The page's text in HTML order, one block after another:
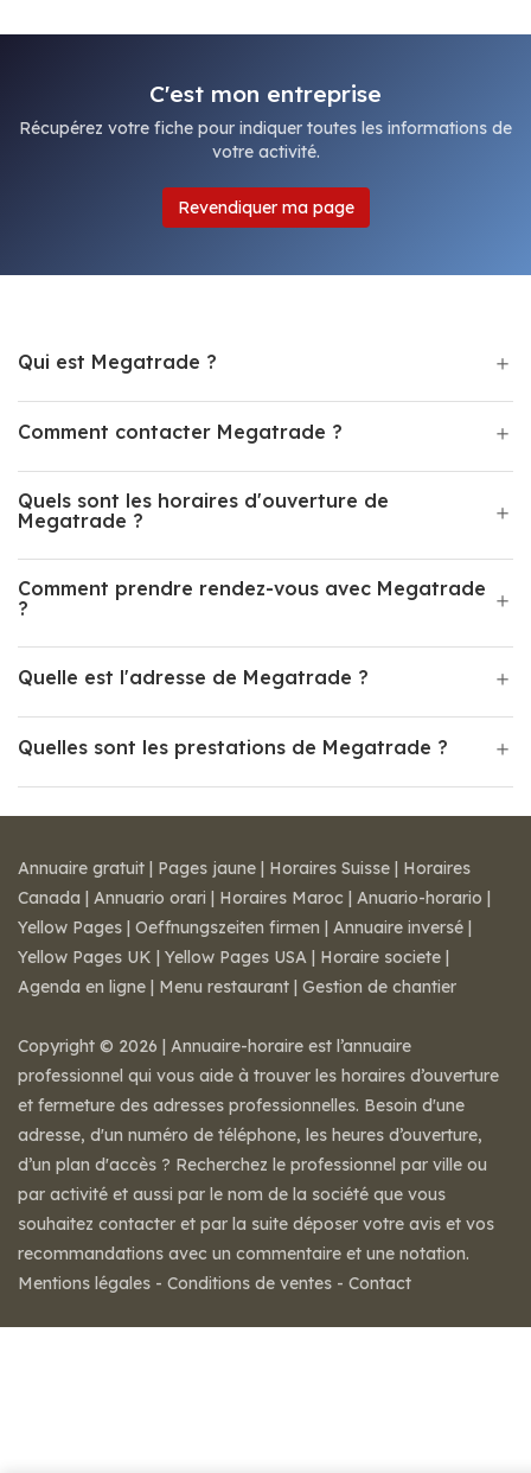
C'est mon entreprise
Récupérez votre fiche pour indiquer toutes les informations de
votre activité.
Revendiquer ma page
Qui est Megatrade ?
Comment contacter Megatrade ?
Quels sont les horaires d'ouverture de
Megatrade ?
Comment prendre rendez-vous avec Megatrade
?
Quelle est l'adresse de Megatrade ?
Quelles sont les prestations de Megatrade ?
Annuaire gratuit | Pages jaune | Horaires Suisse | Horaires
Canada | Annuario orari | Horaires Maroc | Anuario-horario |
Yellow Pages | Oeffnungszeiten firmen | Annuaire inversé |
Yellow Pages UK | Yellow Pages USA | Horaire societe |
Agenda en ligne | Menu restaurant | Gestion de chantier
Copyright © 2026 | Annuaire-horaire est l’annuaire
professionnel qui vous aide à trouver les horaires d’ouverture
et fermeture des adresses professionnelles. Besoin d'une
adresse, d'un numéro de téléphone, les heures d’ouverture,
d’un plan d'accès ? Recherchez le professionnel par ville ou
par activité et aussi par le nom de la société que vous
souhaitez contacter et par la suite déposer votre avis et vos
recommandations avec un commentaire et une notation.
Mentions légales - Conditions de ventes - Contact